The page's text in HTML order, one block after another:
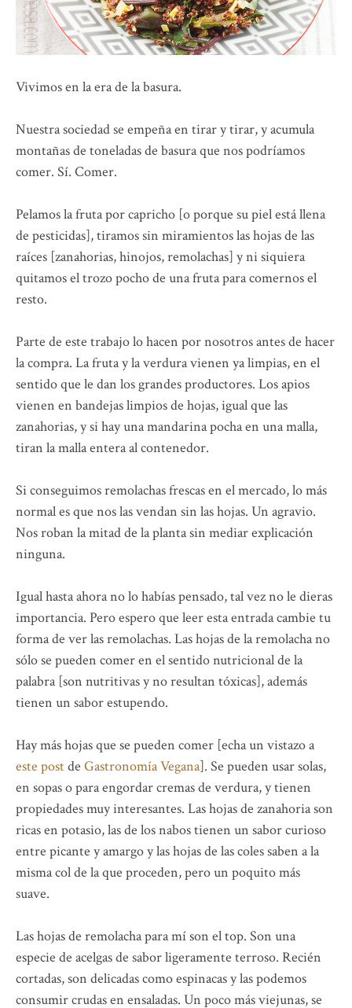
Vivimos en la era de la basura.
Nuestra sociedad se empeña en tirar y tirar, y acumula
montañas de toneladas de basura que nos podríamos
comer. Sí. Comer.
Pelamos la fruta por capricho [o porque su piel está llena
de pesticidas], tiramos sin miramientos las hojas de las
raíces [zanahorias, hinojos, remolachas] y ni siquiera
quitamos el trozo pocho de una fruta para comernos el
resto.
Parte de este trabajo lo hacen por nosotros antes de hacer
la compra. La fruta y la verdura vienen ya limpias, en el
sentido que le dan los grandes productores. Los apios
vienen en bandejas limpios de hojas, igual que las
zanahorias, y si hay una mandarina pocha en una malla,
tiran la malla entera al contenedor.
Si conseguimos remolachas frescas en el mercado, lo más
normal es que nos las vendan sin las hojas. Un agravio.
Nos roban la mitad de la planta sin mediar explicación
ninguna.
Igual hasta ahora no lo habías pensado, tal vez no le dieras
importancia. Pero espero que leer esta entrada cambie tu
forma de ver las remolachas. Las hojas de la remolacha no
sólo se pueden comer en el sentido nutricional de la
palabra [son nutritivas y no resultan tóxicas], además
tienen un sabor estupendo.
Hay más hojas que se pueden comer [echa un vistazo a
este postde Gastronomía Vegana]. Se pueden usar solas,
en sopas o para engordar cremas de verdura, y tienen
propiedades muy interesantes. Las hojas de zanahoria son
ricas en potasio, las de los nabos tienen un sabor curioso
entre picante y amargo y las hojas de las coles saben a la
misma col de la que proceden, pero un poquito más
suave.
Las hojas de remolacha para mí son el top. Son una
especie de acelgas de sabor ligeramente terroso. Recién
cortadas, son delicadas como espinacas y las podemos
consumir crudas en ensaladas. Un poco más viejunas, se